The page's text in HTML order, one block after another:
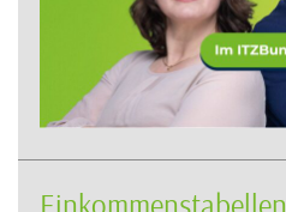
Einkommenstabellen